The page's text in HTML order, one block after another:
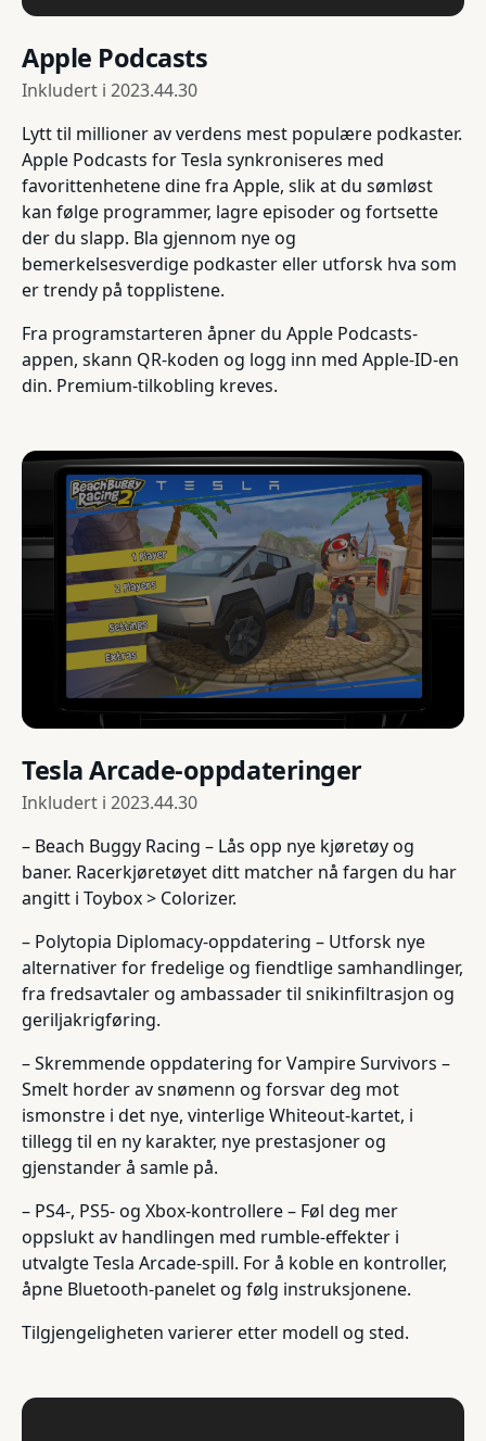
Apple Podcasts
Inkludert i 2023.44.30
Lytt til millioner av verdens mest populære podkaster.
Apple Podcasts for Tesla synkroniseres med
favorittenhetene dine fra Apple, slik at du sømløst
kan følge programmer, lagre episoder og fortsette
der du slapp. Bla gjennom nye og
bemerkelsesverdige podkaster eller utforsk hva som
er trendy på topplistene.
Fra programstarteren åpner du Apple Podcasts-
appen, skann QR-koden og logg inn med Apple-ID-en
din. Premium-tilkobling kreves.
Tesla Arcade-oppdateringer
Inkludert i 2023.44.30
– Beach Buggy Racing – Lås opp nye kjøretøy og
baner. Racerkjøretøyet ditt matcher nå fargen du har
angitt i Toybox > Colorizer.
– Polytopia Diplomacy-oppdatering – Utforsk nye
alternativer for fredelige og fiendtlige samhandlinger,
fra fredsavtaler og ambassader til snikinfiltrasjon og
geriljakrigføring.
– Skremmende oppdatering for Vampire Survivors –
Smelt horder av snømenn og forsvar deg mot
ismonstre i det nye, vinterlige Whiteout-kartet, i
tillegg til en ny karakter, nye prestasjoner og
gjenstander å samle på.
– PS4-, PS5- og Xbox-kontrollere – Føl deg mer
oppslukt av handlingen med rumble-effekter i
utvalgte Tesla Arcade-spill. For å koble en kontroller,
åpne Bluetooth-panelet og følg instruksjonene.
Tilgjengeligheten varierer etter modell og sted.